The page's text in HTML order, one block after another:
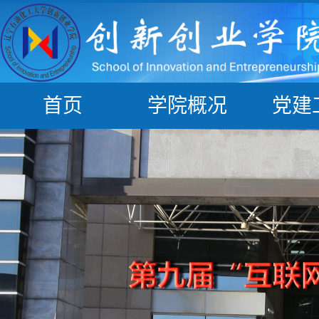
首页 学院概况 党建